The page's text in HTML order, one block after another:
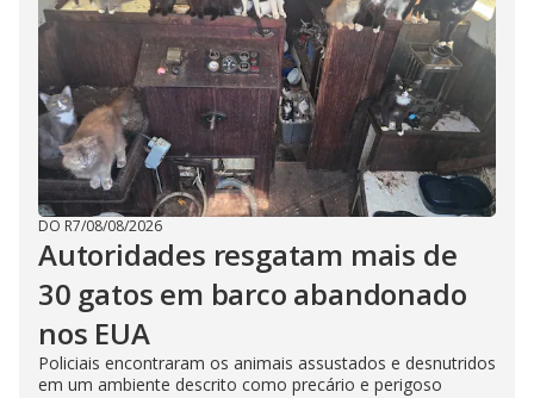
DO R7/08/08/2026
Autoridades resgatam mais de
30 gatos em barco abandonado
nos EUA
Policiais encontraram os animais assustados e desnutridos
em um ambiente descrito como precário e perigoso